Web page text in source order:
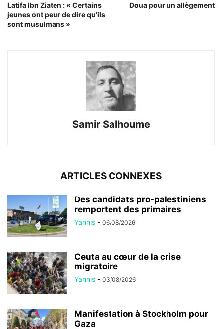
Latifa Ibn Ziaten : « Certains
jeunes ont peur de dire qu’ils
sont musulmans »
Doua pour un allègement
Samir Salhoume
ARTICLES CONNEXES
Des candidats pro-palestiniens
remportent des primaires
Yannis - 06/08/2026
Ceuta au cœur de la crise
migratoire
Yannis - 03/08/2026
Manifestation à Stockholm pour
Gaza